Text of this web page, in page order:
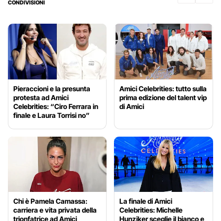
CONDIVISIONI
Pieraccioni e la presunta
protesta ad Amici
Celebrities: “Ciro Ferrara in
finale e Laura Torrisi no”
Amici Celebrities: tutto sulla
prima edizione del talent vip
di Amici
Chi è Pamela Camassa:
carriera e vita privata della
trionfatrice ad Amici
La finale di Amici
Celebrities: Michelle
Hunziker sceglie il bianco e